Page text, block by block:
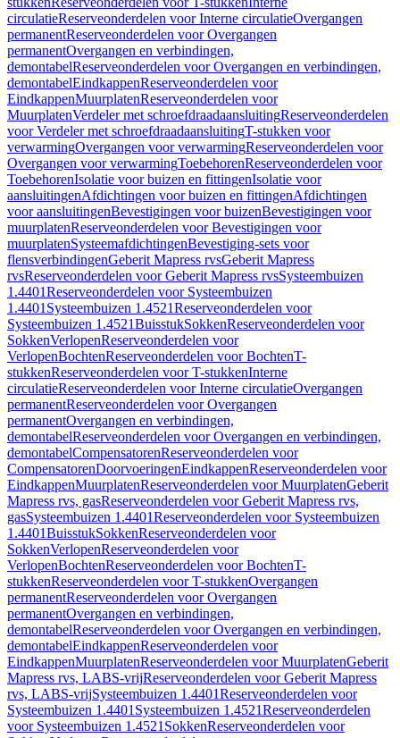
circulatieReserveonderdelen voor Interne circulatieOvergangen
permanentReserveonderdelen voor Overgangen
permanentOvergangen en verbindingen,
demontabelReserveonderdelen voor Overgangen en verbindingen,
demontabelEindkappenReserveonderdelen voor
EindkappenMuurplatenReserveonderdelen voor
MuurplatenVerdeler met schroefdraadaansluitingReserveonderdelen
voor Verdeler met schroefdraadaansluitingT-stukken voor
verwarmingOvergangen voor verwarmingReserveonderdelen voor
Overgangen voor verwarmingToebehorenReserveonderdelen voor
ToebehorenIsolatie voor buizen en fittingenIsolatie voor
aansluitingenAfdichtingen voor buizen en fittingenAfdichtingen
voor aansluitingenBevestigingen voor buizenBevestigingen voor
muurplatenReserveonderdelen voor Bevestigingen voor
muurplatenSysteemafdichtingenBevestiging-sets voor
flensverbindingenGeberit Mapress rvsGeberit Mapress
rvsReserveonderdelen voor Geberit Mapress rvsSysteembuizen
1.4401Reserveonderdelen voor Systeembuizen
1.4401 Systeembuizen 1.4521Reserveonderdelen voor
Systeembuizen 1.4521BuisstukSokkenReserveonderdelen voor
SokkenVerlopenReserveonderdelen voor
VerlopenBochtenReserveonderdelen voor BochtenT-
stukkenReserveonderdelen voor T-stukkenInterne
circulatieReserveonderdelen voor Interne circulatieOvergangen
permanentReserveonderdelen voor Overgangen
permanentOvergangen en verbindingen,
demontabelReserveonderdelen voor Overgangen en verbindingen,
demontabelCompensatorenReserveonderdelen voor
CompensatorenDoorvoeringenEindkappenReserveonderdelen voor
EindkappenMuurplatenReserveonderdelen voor MuurplatenGeberit
Mapress rvs, gasReserveonderdelen voor Geberit Mapress rvs,
gasSysteembuizen 1.4401Reserveonderdelen voor Systeembuizen
1.4401BuisstukSokkenReserveonderdelen voor
SokkenVerlopenReserveonderdelen voor
VerlopenBochtenReserveonderdelen voor BochtenT-
stukkenReserveonderdelen voor T-stukkenOvergangen
permanentReserveonderdelen voor Overgangen
permanentOvergangen en verbindingen,
demontabelReserveonderdelen voor Overgangen en verbindingen,
demontabelEindkappenReserveonderdelen voor
EindkappenMuurplatenReserveonderdelen voor MuurplatenGeberit
Mapress rvs, LABS-vrijReserveonderdelen voor Geberit Mapress
rvs, LABS-vrijSysteembuizen 1.4401Reserveonderdelen voor
Systeembuizen 1.4401 Systeembuizen 1.4521Reserveonderdelen
voor Systeembuizen 1.4521 SokkenReserveonderdelen voor